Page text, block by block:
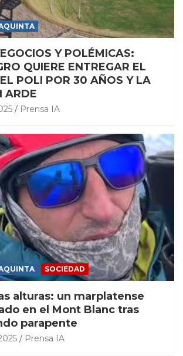
Y POLÉMICAS:
QUIERE ENTREGAR EL
POLI POR 30 AÑOS Y LA
ARDE
Prensa IA
SOCIEDAD
alturas: un marplatense
en el Mont Blanc tras
parapente
Prensa IA